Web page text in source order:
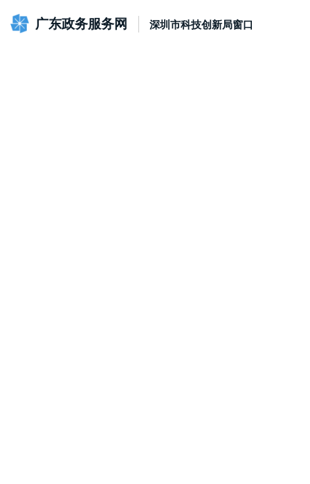
广东政务服务网 深圳市科技创新局窗口